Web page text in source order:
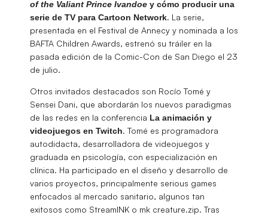
of the Valiant Prince Ivandoe y cómo producir una
serie de TV para Cartoon Network. La serie,
presentada en el Festival de Annecy y nominada a los
BAFTA Children Awards, estrenó su tráiler en la
pasada edición de la Comic-Con de San Diego el 23
de julio.
Otros invitados destacados son Rocío Tomé y
Sensei Dani, que abordarán los nuevos paradigmas
de las redes en la conferencia La animación y
videojuegos en Twitch. Tomé es programadora
autodidacta, desarrolladora de videojuegos y
graduada en psicología, con especialización en
clínica. Ha participado en el diseño y desarrollo de
varios proyectos, principalmente serious games
enfocados al mercado sanitario, algunos tan
exitosos como StreamINK o mk creature.zip. Tras